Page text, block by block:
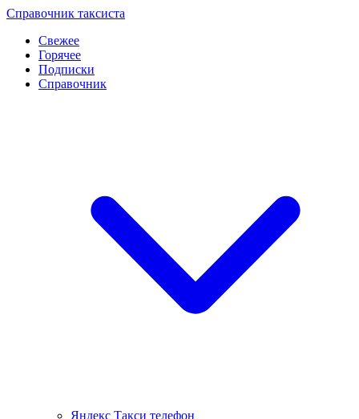
Перейти
контенту
Справочник таксиста
Свежее
Горячее
Подписки
Справочник
Яндекс Такси телефон